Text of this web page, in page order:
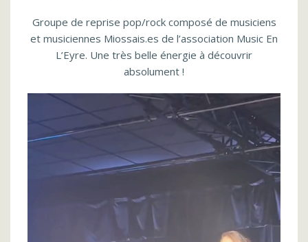
Groupe de reprise pop/rock composé de musiciens
et musiciennes Miossais.es de l’association Music En
L’Eyre. Une très belle énergie à découvrir
absolument !
Lecteur
vidéo